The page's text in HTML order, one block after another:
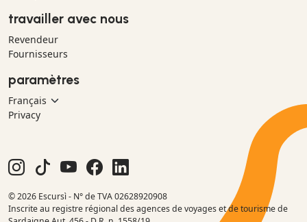
travailler avec nous
Revendeur
Fournisseurs
paramètres
Privacy
© 2026 Escursì - N° de TVA 02628920908
Inscrite au registre régional des agences de voyages et de tourisme de